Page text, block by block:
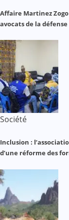
Affaire Martinez
avocats de la défense
Société
Inclusion :
d’une réforme des